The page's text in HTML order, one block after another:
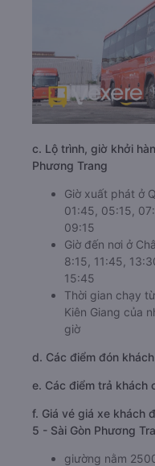
c. Lộ trình, giờ khởi
Phương Trang
Giờ xuất phát ở
01:45, 05:15,
09:15
Giờ đến nơi ở
8:15, 11:45,
15:45
Thời gian chạy
Kiên Giang của
giờ
d. Các điểm đón
e. Các điểm trả khách
f. Giá vé giá xe khách
5 - Sài Gòn Phương
giường nằm